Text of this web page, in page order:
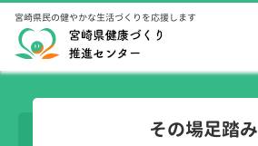
宮崎県民の健やかな生活づくりを応援します
その場足踏み